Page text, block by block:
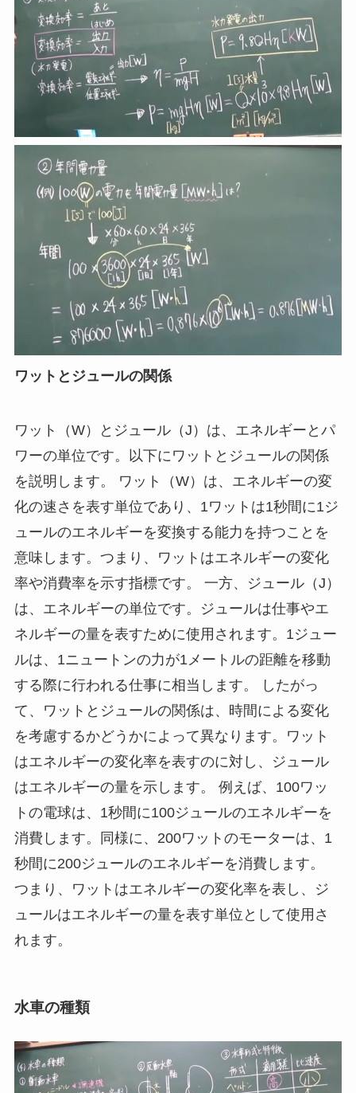
ワットとジュールの関係
ワット（W）とジュール（J）は、エネルギーとパ
ワーの単位です。以下にワットとジュールの関係
を説明します。 ワット（W）は、エネルギーの変
化の速さを表す単位であり、1ワットは1秒間に1ジ
ュールのエネルギーを変換する能力を持つことを
意味します。つまり、ワットはエネルギーの変化
率や消費率を示す指標です。 一方、ジュール（J）
は、エネルギーの単位です。ジュールは仕事やエ
ネルギーの量を表すために使用されます。1ジュー
ルは、1ニュートンの力が1メートルの距離を移動
する際に行われる仕事に相当します。 したがっ
て、ワットとジュールの関係は、時間による変化
を考慮するかどうかによって異なります。ワット
はエネルギーの変化率を表すのに対し、ジュール
はエネルギーの量を示します。 例えば、100ワッ
トの電球は、1秒間に100ジュールのエネルギーを
消費します。同様に、200ワットのモーターは、1
秒間に200ジュールのエネルギーを消費します。
つまり、ワットはエネルギーの変化率を表し、ジ
ュールはエネルギーの量を表す単位として使用さ
れます。
水車の種類